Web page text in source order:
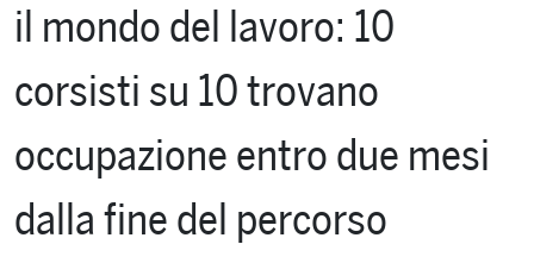
il mondo del lavoro: 10
corsisti su 10 trovano
occupazione entro due mesi
dalla fine del percorso